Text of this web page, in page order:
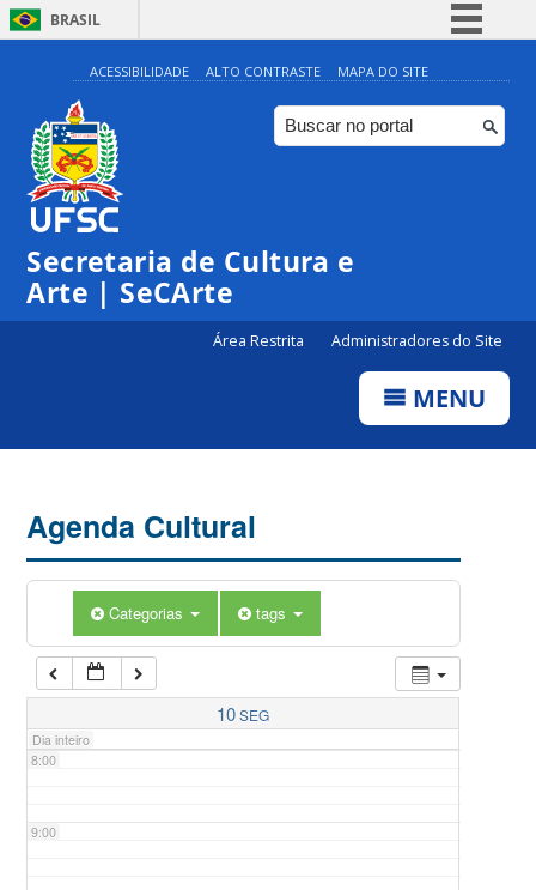
BRASIL
Simplifique!
Comunica BR
Participe
ACESSIBILIDADE ALTO CONTRASTE MAPA DO SITE
Secretaria de Cultura e
Arte | SeCArte
Área Restrita Administradores do Site
MENU
Agenda Cultural
Categorias tags
10SEG
Dia inteiro
0:00
1:00
5:00
7:00
8:00
9:00